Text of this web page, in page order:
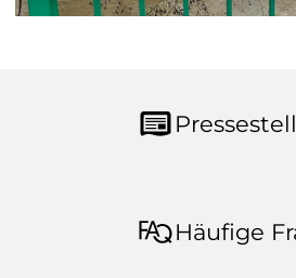
Häufige